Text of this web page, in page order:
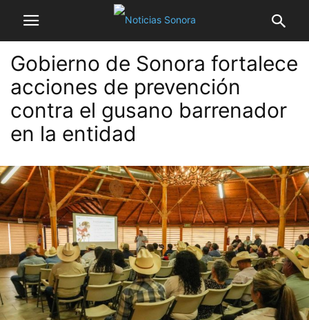
Gobierno de Sonora fortalece
acciones de prevención
contra el gusano barrenador
en la entidad